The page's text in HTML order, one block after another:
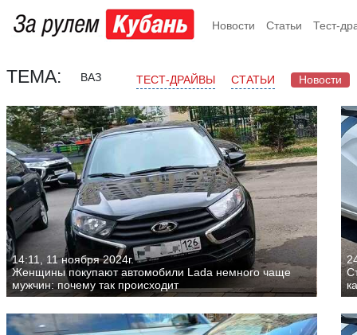
Новости Статьи Тест-
ТЕМА: ВАЗ ТЕСТ-ДРАЙВЫ СТАТЬИ Новости
14:11, 11 ноября 2024г.
Женщины покупают автомобили Lada немного чаще
мужчин: почему так происходит